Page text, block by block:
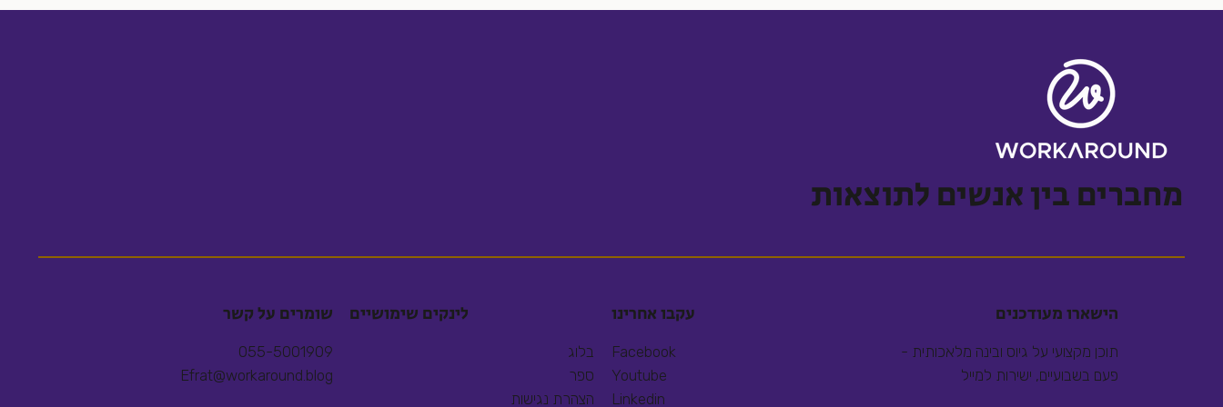
מחברים בין אנשים לתוצאות
שומרים על קשר
055-5001909
Efrat@workaround.blog
לינקים שימושיים
בלוג
ספר
הצהרת נגישות
עקבו אחרינו
Facebook
Youtube
Linkedin
הישארו מעודכנים
תוכן מקצועי על גיוס ובינה מלאכותית -
פעם בשבועיים, ישירות למייל